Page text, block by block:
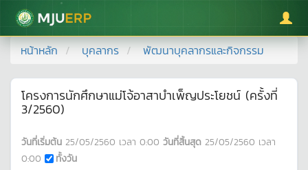
มหาวิทยาลัยแม่โจ้
หน้าหลัก บุคลากร พัฒนาบุคลากรและกิจกรรม
โครงการนักศึกษาแม่โจ้อาสาบำเพ็ญประโยชน์ (ครั้งที่
3/2560)
วันที่เริ่มต้น 25/05/2560 เวลา 0:00 วันที่สิ้นสุด 25/05/2560 เวลา
0:00
ทั้งวัน